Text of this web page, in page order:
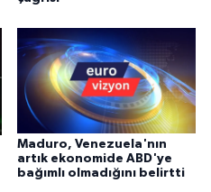
Maduro, Venezuela'nın
artık ekonomide ABD'ye
bağımlı olmadığını belirtti